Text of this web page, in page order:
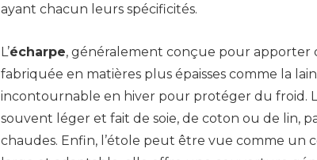
ayant chacun leurs spécificités.
L’écharpe, généralement conçue pour apporter
fabriquée en matières plus épaisses comme la
incontournable en hiver pour protéger du froid.
souvent léger et fait de soie, de coton ou de lin,
chaudes. Enfin, l’étole peut être vue comme un